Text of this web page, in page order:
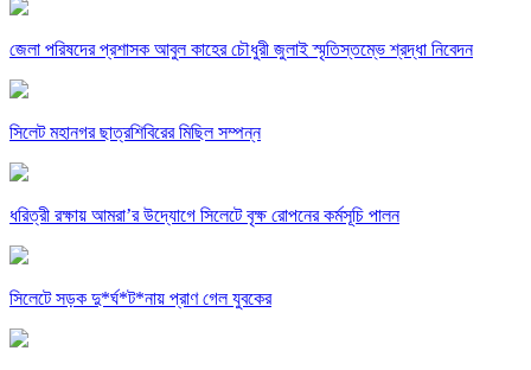
জেলা পরিষদের প্রশাসক আবুল কাহের চৌধুরী জুলাই স্মৃতিস্তম্ভে শ্রদ্ধা নিবেদন
সিলেট মহানগর ছাত্রশিবিরের মিছিল সম্পন্ন
ধরিত্রী রক্ষায় আমরা’র উদ্যোগে সিলেটে বৃক্ষ রোপনের কর্মসূচি পালন
সিলেটে সড়ক দু*র্ঘ*ট*নায় প্রাণ গেল যুবকের